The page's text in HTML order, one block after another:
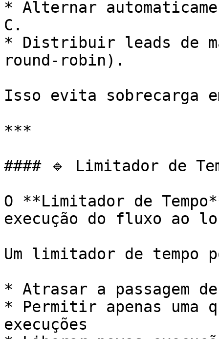
* Alternar
C.
* Distribuir leads de
round-robin).
Isso evita sobrecarga
***
#### 🔹 Limitador de
O **Limitador de
execução do fluxo ao
Um limitador de tempo
* Atrasar a passagem
* Permitir apenas uma
execuções